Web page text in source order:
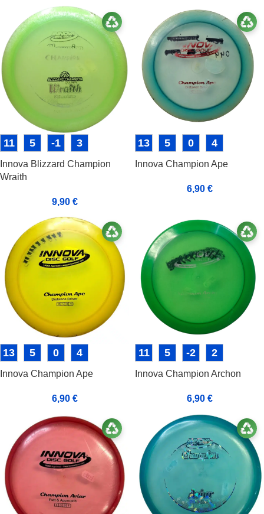
11 5 -1 3
Innova Blizzard Champion
Wraith
9,90 €
13 5 0 4
Innova Champion Ape
6,90 €
13 5 0 4
Innova Champion Ape
6,90 €
11 5 -2 2
Innova Champion Archon
6,90 €